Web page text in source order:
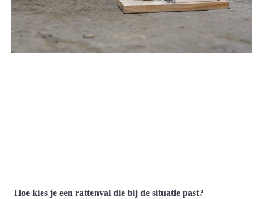
Hoe kies je een rattenval die bij de situatie past?